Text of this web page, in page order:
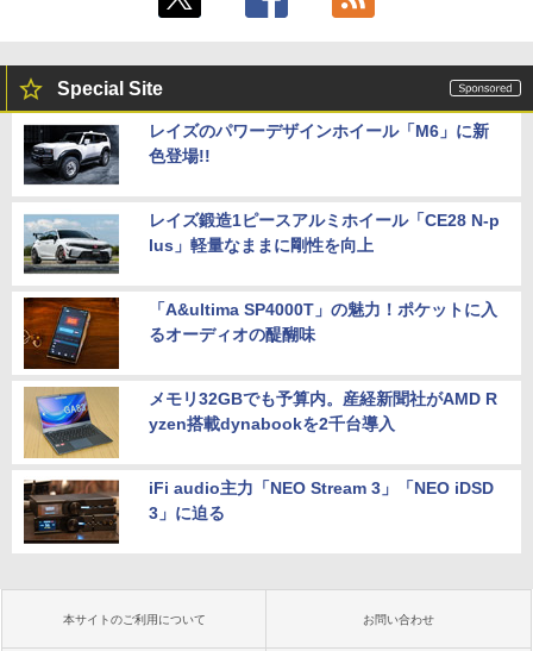
Special Site
レイズのパワーデザインホイール「M6」に新
色登場!!
レイズ鍛造1ピースアルミホイール「CE28 N-p
lus」軽量なままに剛性を向上
「A&ultima SP4000T」の魅力！ポケットに入
るオーディオの醍醐味
メモリ32GBでも予算内。産経新聞社がAMD R
yzen搭載dynabookを2千台導入
iFi audio主力「NEO Stream 3」「NEO iDSD
3」に迫る
本サイトのご利用について お問い合わせ